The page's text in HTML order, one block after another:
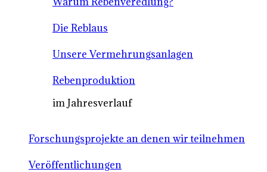
Die Reblaus
Unsere Vermehrungsanlagen
Rebenproduktion
im Jahresverlauf
Forschungsprojekte an denen wir teilnehmen
Veröffentlichungen